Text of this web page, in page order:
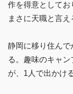
作を得意として
まさに天職と言え
静岡に移り住ん
る。趣味のキャ
が、1人で出かけ